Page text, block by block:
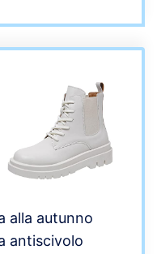
alla autunno
antiscivolo